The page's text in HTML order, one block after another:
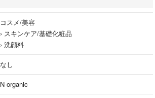
コスメ/美容
› スキンケア/基礎化粧品
› 洗顔料
なし
N organic